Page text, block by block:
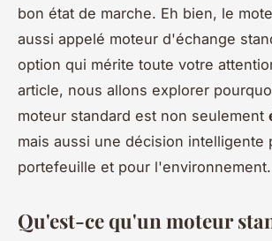
bon état de marche. Eh bien, le
aussi appelé moteur d'échange
option qui mérite toute votre
article, nous allons explorer
moteur standard est non seulement
mais aussi une décision intelligente
portefeuille et pour l'environnement.
Qu'est-ce qu'un moteur